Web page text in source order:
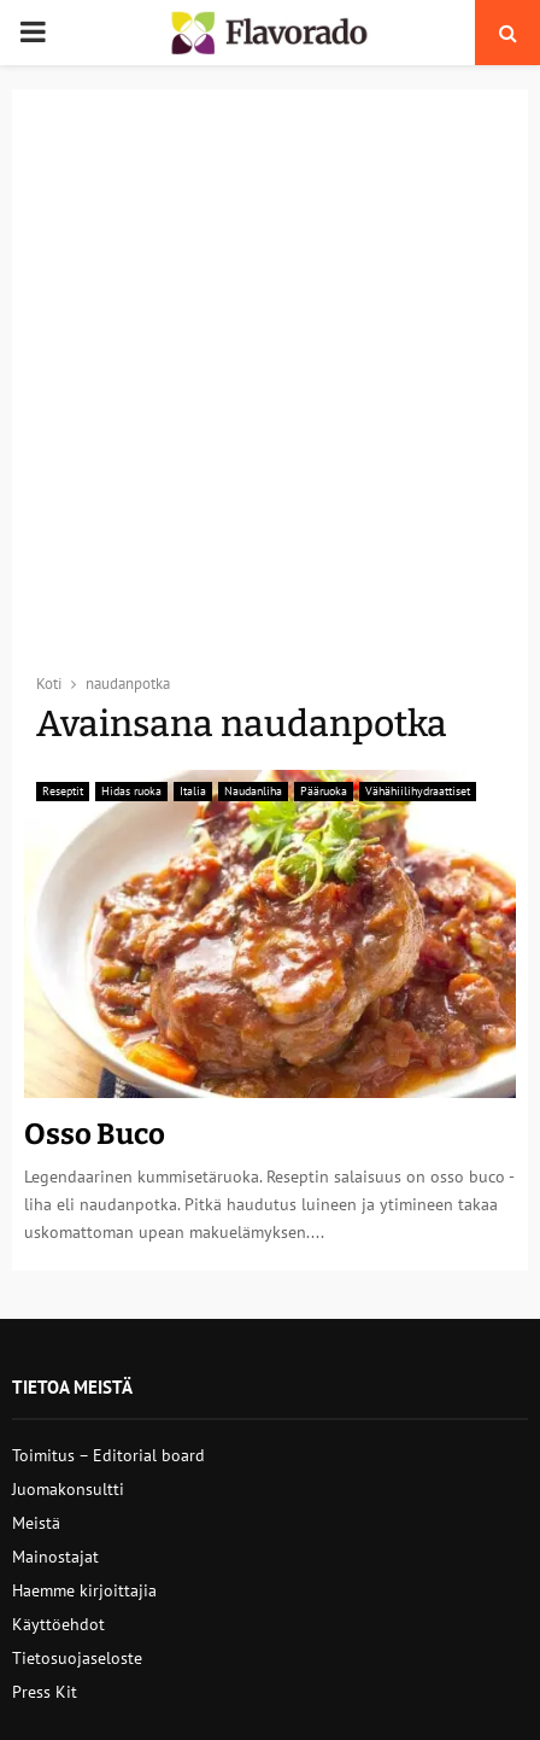
PRIMARY
Koti naudanpotka
Avainsana naudanpotka
Reseptit Hidas ruoka Italia Naudanliha Pääruoka Vähähiilihydraattiset
Osso Buco
Legendaarinen kummisetäruoka. Reseptin salaisuus on osso buco -
liha eli naudanpotka. Pitkä haudutus luineen ja ytimineen takaa
uskomattoman upean makuelämyksen....
TIETOA MEISTÄ
Toimitus – Editorial board
Juomakonsultti
Meistä
Mainostajat
Haemme kirjoittajia
Käyttöehdot
Tietosuojaseloste
Press Kit